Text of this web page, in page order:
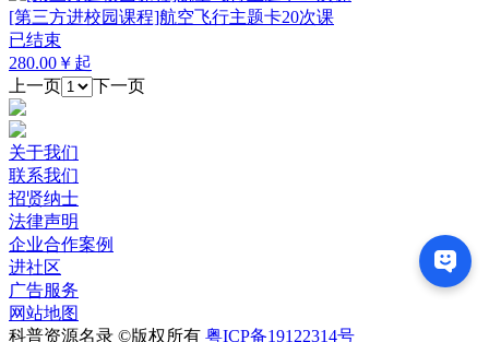
[第三方进校园课程]航空飞行主题卡20次课
已结束
280.00￥起
上一页
下一页
关于我们
联系我们
招贤纳士
法律声明
企业合作案例
进社区
广告服务
网站地图
科普资源名录 ©版权所有 粤ICP备19122314号